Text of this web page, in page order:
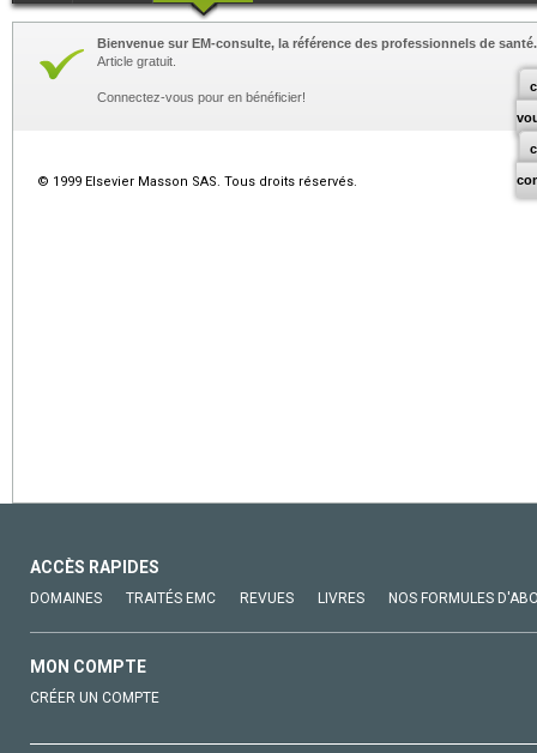
Bienvenue sur EM-consulte, la référence des professionnels de santé.
Article gratuit.
Connectez-vous pour en bénéficier!
© 1999 Elsevier Masson SAS. Tous droits réservés.
ACCÈS RAPIDES
DOMAINES TRAITÉS EMC REVUES LIVRES NOS FORMULES
MON COMPTE
CRÉER UN COMPTE